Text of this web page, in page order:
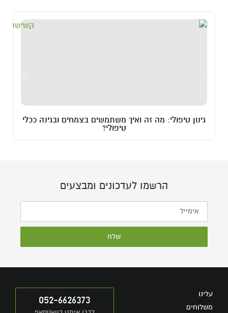
גינון טיפולי: מה זה ואיך משתמשים בצמחים ובגינה ככלי
טיפולי?
הרשמו לעדכונים ומבצעים
שלח
עלינו
משלוחים
052-6626373